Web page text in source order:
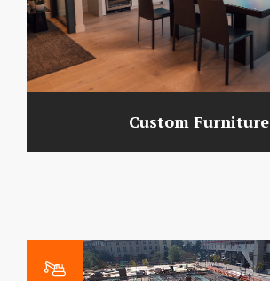
Custom Furniture